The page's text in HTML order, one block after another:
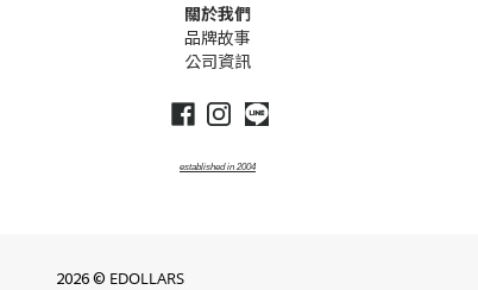
關於我們
品牌故事
公司資訊
establishedin 2004
2026 © EDOLLARS